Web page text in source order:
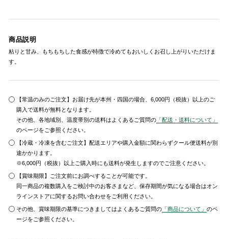
商品説明
粘りと甘み、もちもちした食感が特徴で冷めてもおいしくお召し上がりいただけま
す。
【常温のみのご注文】お届け先が本州・四国の場合、6,000円（税抜）以上のご
購入で送料が無料となります。
その他、各地域別、温度帯別の送料はよくあるご質問の 「配送・送料について」
のページをご参照ください。
【冷蔵・冷凍を含むご注文】配送エリアや購入金額に関わらずクール便送料が別
途かかります。
※6,000円（税抜）以上ご購入時にも送料が発生しますのでご注意ください。
【賞味期限】ご注文前にお調べすることが可能です。
同一商品の複数購入をご検討中のお客さまなど、保存期間が気になる場合はオン
ラインストアに関するお問い合わせをご利用ください。
その他、賞味期限の基準につきましてはよくあるご質問の 「商品について」のペ
ージをご参照ください。